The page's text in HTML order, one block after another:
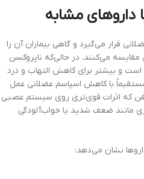
داروهای مشابه
قرار می‌گیرد و گاهی بیماران آن را
مقایسه می‌کنند. در حالی‌که ناپروکسن
و بیشتر برای کاهش التهاب و درد
با کاهش اسپاسم عضلانی عمل
که اثرات قوی‌تری روی سیستم عصبی
مانند ضعف شدید یا خواب‌آلودگی
نشان می‌دهد: